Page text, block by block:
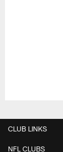
CLUB LINKS
NFL CLUBS